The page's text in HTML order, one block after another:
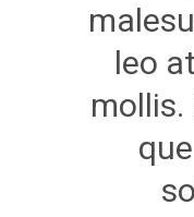
leo
mollis.